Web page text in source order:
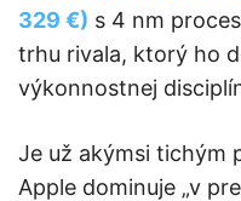
329 €) s 4 nm
trhu rivala, ktorý ho
výkonnostnej
Je už akýmsi tichým
Apple dominuje „v